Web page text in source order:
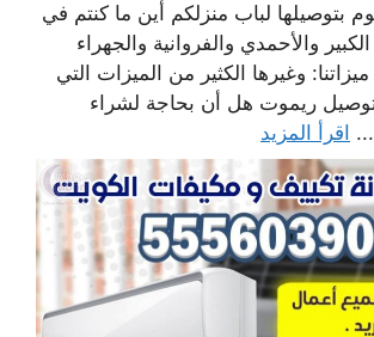
بتوصيلها لباب منزلكم أين ما كنتم في
والأحمدي والفروانية والجهراء
وغيرها الكثير من الميزات التي
توصيل ريموت هل أن بحاجة لشراء
اقرأ المزيد